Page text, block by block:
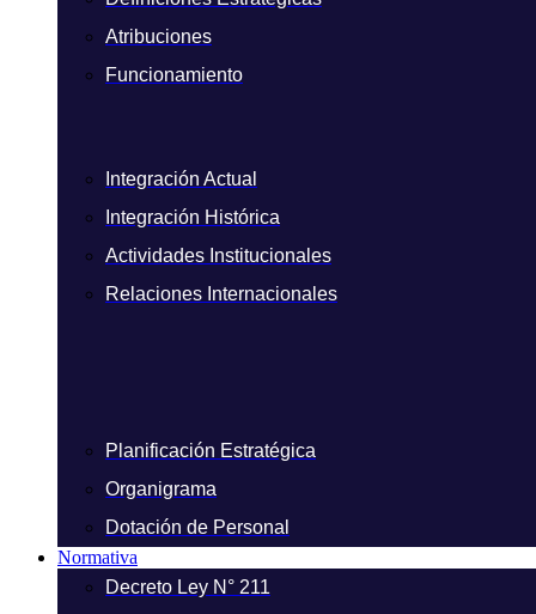
Atribuciones
Funcionamiento
Integración Actual
Integración Histórica
Actividades Institucionales
Relaciones Internacionales
Planificación Estratégica
Organigrama
Dotación de Personal
Normativa
Decreto Ley N° 211